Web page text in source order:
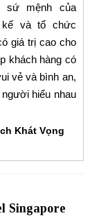
sứ mệnh của
kế và tổ chức
giá trị cao cho
khách hàng có
vẻ và bình an,
hiểu nhau
Khát Vọng
Singapore